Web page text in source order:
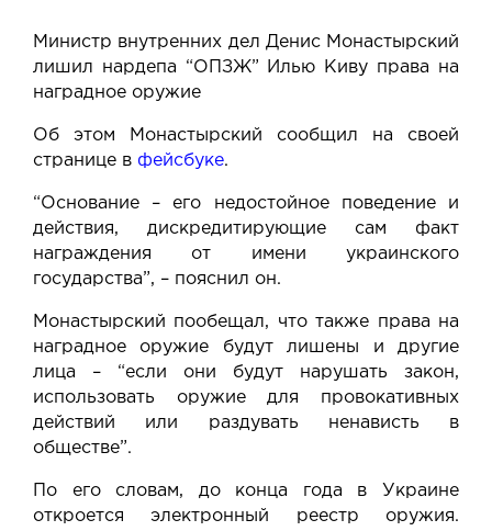
Министр внутренних дел Денис Монастырский
лишил нардепа “ОПЗЖ” Илью Киву права на
наградное оружие
Об этом Монастырский сообщил на своей
странице в фейсбуке.
“Основание – его недостойное поведение и
действия, дискредитирующие сам факт
награждения от имени украинского
государства”, – пояснил он.
Монастырский пообещал, что также права на
наградное оружие будут лишены и другие
лица – “если они будут нарушать закон,
использовать оружие для провокативных
действий или раздувать ненависть в
обществе”.
По его словам, до конца года в Украине
откроется электронный реестр оружия.